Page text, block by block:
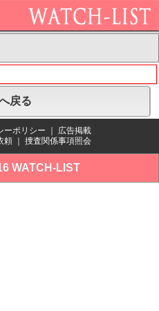
戻る
ーポリシー
広告掲載
頼 捜査関係事項照会
WATCH-LIST